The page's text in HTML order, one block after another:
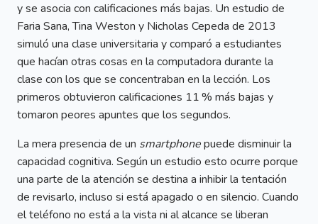
y se asocia con calificaciones más bajas. Un estudio de
Faria Sana, Tina Weston y Nicholas Cepeda de 2013
simuló una clase universitaria y comparó a estudiantes
que hacían otras cosas en la computadora durante la
clase con los que se concentraban en la lección. Los
primeros obtuvieron calificaciones 11 % más bajas y
tomaron peores apuntes que los segundos.
La mera presencia de un smartphonepuede disminuir la
capacidad cognitiva. Según un estudio esto ocurre porque
una parte de la atención se destina a inhibir la tentación
de revisarlo, incluso si está apagado o en silencio. Cuando
el teléfono no está a la vista ni al alcance se liberan